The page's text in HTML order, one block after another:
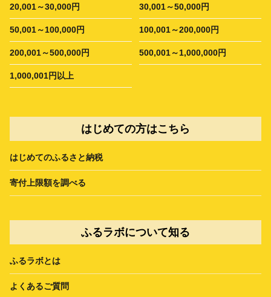
20,001～30,000円 30,001～50,000円
50,001～100,000円 100,001～200,000円
200,001～500,000円 500,001～1,000,000円
1,000,001円以上
はじめての方はこちら
はじめてのふるさと納税
寄付上限額を調べる
ふるラボについて知る
ふるラボとは
よくあるご質問